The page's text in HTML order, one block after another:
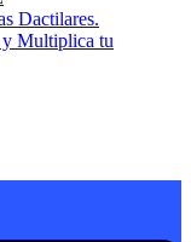
Dactilares.
y Multiplica tu